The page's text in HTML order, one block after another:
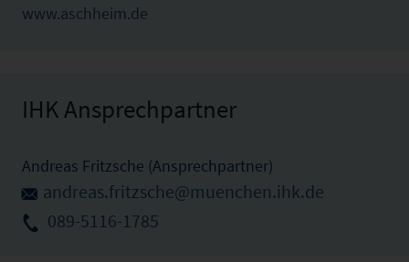
www.aschheim.de
IHK Ansprechpartner
Andreas Fritzsche (Ansprechpartner)
andreas.fritzsche@muenchen.ihk.de
089-5116-1785